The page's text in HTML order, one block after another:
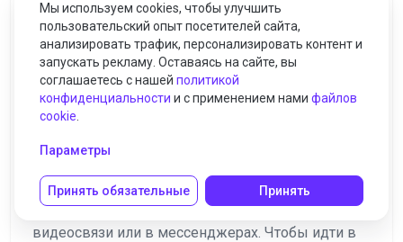
CPaaS voximplant
5 причин, почему Voximplant —
лучший выбор для
омниканальных коммуникаций
Мы живем в быстром цифровом мире, в
Современный человек привык общаться с
помощью разных каналов связи – по телефону,
видеосвязи или в мессенджерах. Чтобы идти в
Мы используем cookies, чтобы улучшить
пользовательский опыт посетителей сайта,
анализировать трафик, персонализировать контент и
запускать рекламу. Оставаясь на сайте, вы
соглашаетесь с нашей политикой
конфиденциальности и с применением нами файлов
cookie
Параметры
Принять обязательные Принять